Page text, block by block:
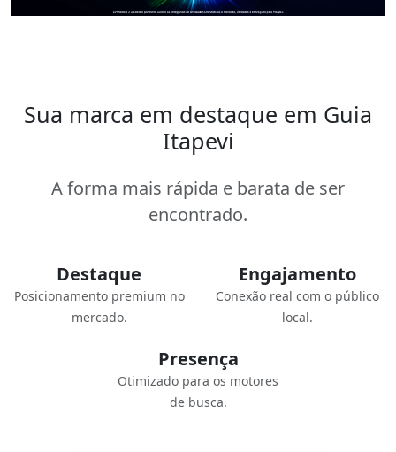
Sua marca em destaque em Guia
Itapevi
A forma mais rápida e barata de ser
encontrado.
Destaque
Posicionamento premium no
mercado.
Engajamento
Conexão real com o público
local.
Presença
Otimizado para os motores
de busca.